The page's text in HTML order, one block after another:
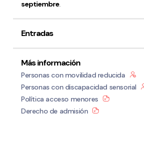
septiembre.
Entradas
Más información
Personas con movilidad reducida
Personas con discapacidad sensorial
Política acceso menores
Derecho de admisión